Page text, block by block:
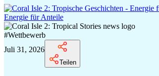
Energie für Anteile
#Wettbewerb
Juli 31, 2026
Teilen